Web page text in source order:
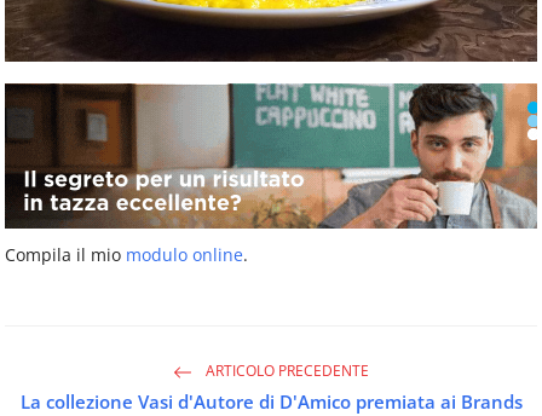
Compila il mio modulo online.
ARTICOLO PRECEDENTE
La collezione Vasi d'Autore di D'Amico premiata ai Brands